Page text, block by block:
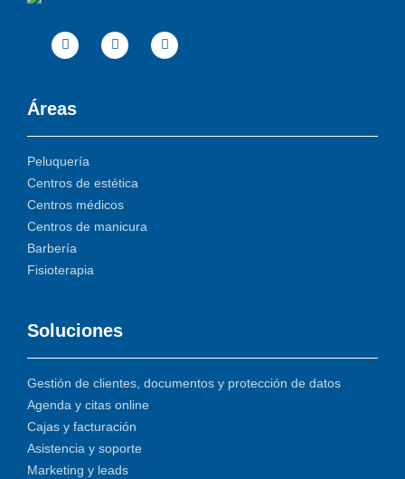
Áreas
Peluquería
Centros de estética
Centros médicos
Centros de manicura
Barbería
Fisioterapia
Soluciones
Gestión de clientes, documentos y protección de datos
Agenda y citas online
Cajas y facturación
Asistencia y soporte
Marketing y leads